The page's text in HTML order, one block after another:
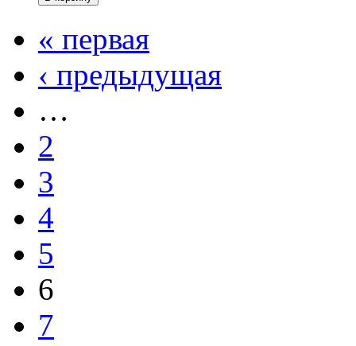
« первая
‹ предыдущая
…
2
3
4
5
6
7